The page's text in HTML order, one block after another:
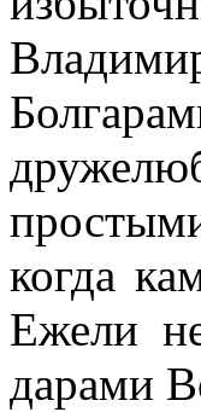
когда
Ежели
дарами